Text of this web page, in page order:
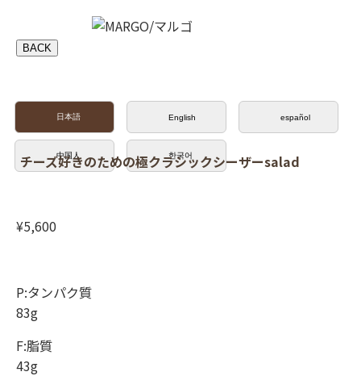
BACK
日本語 English español
中国人 한국어
チーズ好きのための極クラシックシーザーsalad
¥5,600
P:タンパク質
83g
F:脂質
43g